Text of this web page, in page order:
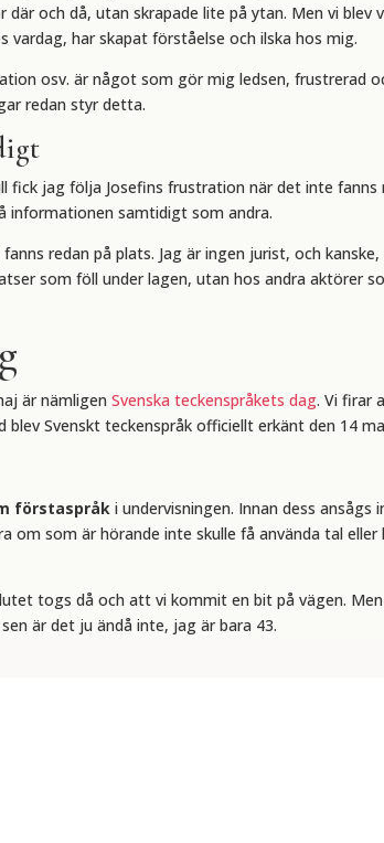
och då, utan skrapade lite på ytan. Men vi
vardag, har skapat förståelse och ilska hos mig.
osv. är något som gör mig ledsen, frustrerad
redan styr detta.
fick jag följa Josefins frustration när det inte
informationen samtidigt som andra.
redan på plats. Jag är ingen jurist, och
som föll under lagen, utan hos andra aktörer
är nämligenSvenska teckenspråkets dag. Vi firar
Svenskt teckenspråk officiellt erkänt den 14
förstaspråk i undervisningen. Innan dess
som är hörande inte skulle få använda tal
togs då och att vi kommit en bit på vägen.
är det ju ändå inte, jag är bara 43.